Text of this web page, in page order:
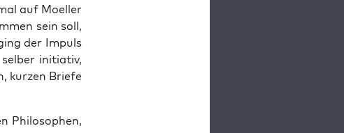
auf Moel­ler
sein soll,
der Impuls
initia­tiv,
kur­zen Brie­fe
Phi­lo­so­phen,